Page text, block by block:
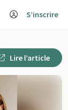
S’inscrire
Lire l’article